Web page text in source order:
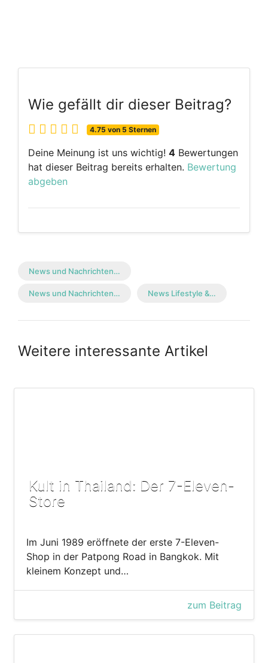
Wie gefällt dir dieser Beitrag?
4.75 von 5 Sternen
Deine Meinung ist uns wichtig! 4 Bewertungen
hat dieser Beitrag bereits erhalten. Bewertung
abgeben
News und Nachrichten…
News und Nachrichten… News Lifestyle &…
Weitere interessante Artikel
Kult in Thailand: Der 7-Eleven-
Store
Im Juni 1989 eröffnete der erste 7-Eleven-
Shop in der Patpong Road in Bangkok. Mit
kleinem Konzept und…
zum Beitrag